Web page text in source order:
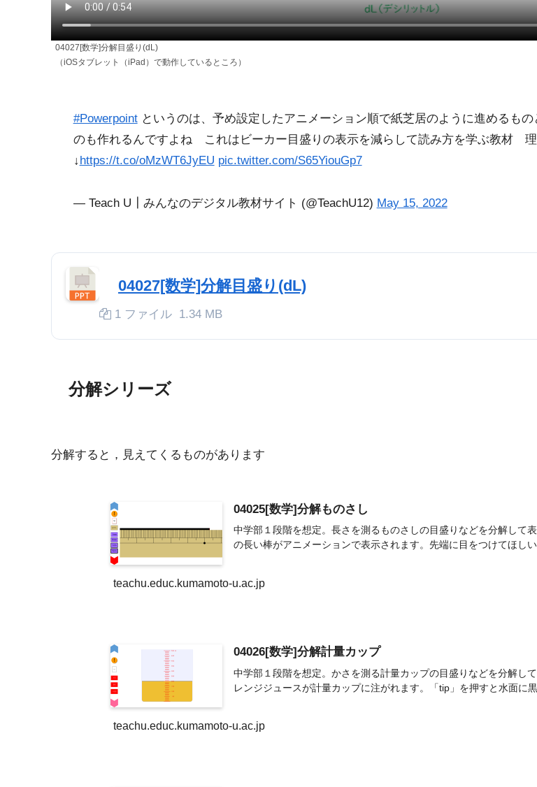
04027[数学]分解目盛り(dL)
（iOSタブレット（iPad）で動作しているところ）
#Powerpointというのは、予め設定したアニメーション順で紙芝居のように進めるも
のも作れるんですよね これはビーカー目盛りの表示を減らして読み方を学ぶ教材
↓ https://t.co/oMzWT6JyEU pic.twitter.com/S65YiouGp7
— Teach U┃みんなのデジタル教材サイト (@TeachU12) May 15, 2022
04027[数学]分解目盛り(dL)
1 ファイル 1.34 MB
分解シリーズ
分解すると，見えてくるものがあります
04025[数学]分解ものさし
中学部１段階を想定。長さを測るものさしの目盛りなどを分解して
の長い棒がアニメーションで表示されます。先端に目をつけてほし
teachu.educ.kumamoto-u.ac.jp
04026[数学]分解計量カップ
中学部１段階を想定。かさを測る計量カップの目盛りなどを分解し
レンジジュースが計量カップに注がれます。「tip」を押すと水面に
teachu.educ.kumamoto-u.ac.jp